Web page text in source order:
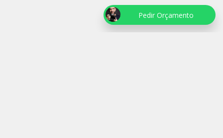
Pedir Orçamento